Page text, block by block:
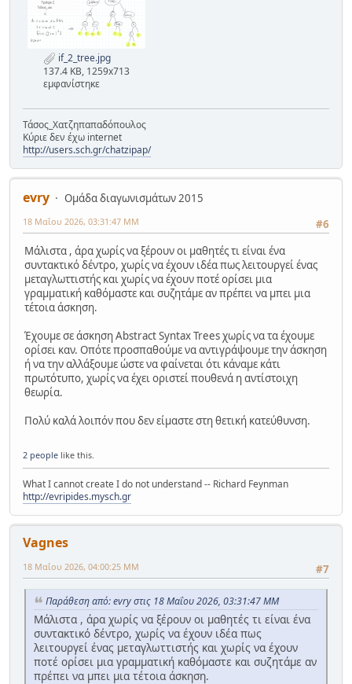
if_2_tree.jpg
137.4 KB, 1259x713
εμφανίστηκε
Τάσος_Χατζηπαπαδόπουλος
Κύριε δεν έχω internet
http://users.sch.gr/chatzipap/
evry
Ομάδα διαγωνισμάτων 2015
#6
18 Μαΐου 2026, 03:31:47 ΜΜ
Μάλιστα , άρα χωρίς να ξέρουν οι μαθητές τι είναι ένα
συντακτικό δέντρο, χωρίς να έχουν ιδέα πως λειτουργεί ένας
μεταγλωττιστής και χωρίς να έχουν ποτέ ορίσει μια
γραμματική καθόμαστε και συζητάμε αν πρέπει να μπει μια
τέτοια άσκηση.
Έχουμε σε άσκηση Abstract Syntax Trees χωρίς να τα έχουμε
ορίσει καν. Οπότε προσπαθούμε να αντιγράψουμε την άσκηση
ή να την αλλάξουμε ώστε να φαίνεται ότι κάναμε κάτι
πρωτότυπο, χωρίς να έχει οριστεί πουθενά η αντίστοιχη
θεωρία.
Πολύ καλά λοιπόν που δεν είμαστε στη θετική κατεύθυνση.
2 people like this.
What I cannot create I do not understand -- Richard Feynman
http://evripides.mysch.gr
Vagnes
#7
18 Μαΐου 2026, 04:00:25 ΜΜ
Παράθεση από: evry στις 18 Μαΐου 2026, 03:31:47 ΜΜ
Μάλιστα , άρα χωρίς να ξέρουν οι μαθητές τι είναι ένα
συντακτικό δέντρο, χωρίς να έχουν ιδέα πως
λειτουργεί ένας μεταγλωττιστής και χωρίς να έχουν
ποτέ ορίσει μια γραμματική καθόμαστε και συζητάμε αν
πρέπει να μπει μια τέτοια άσκηση.